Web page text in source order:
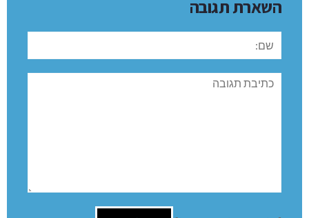
השארת תגובה
שם:
תגובה